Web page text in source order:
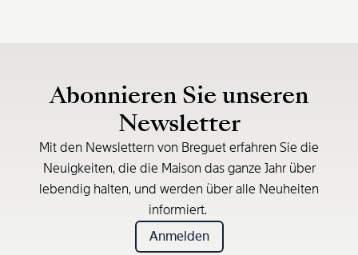
Abonnieren Sie unseren
Newsletter
Mit den Newslettern von Breguet erfahren Sie die
Neuigkeiten, die die Maison das ganze Jahr über
lebendig halten, und werden über alle Neuheiten
informiert.
Anmelden